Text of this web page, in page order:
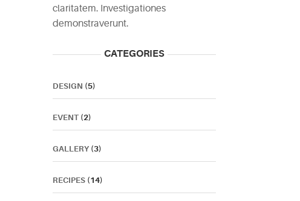
claritatem. Investigationes
demonstraverunt.
CATEGORIES
DESIGN (5)
EVENT(2)
GALLERY (3)
RECIPES (14)